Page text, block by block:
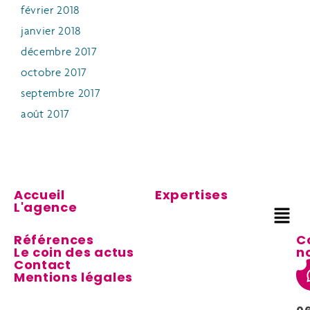
février 2018
janvier 2018
décembre 2017
octobre 2017
septembre 2017
août 2017
Accueil
L'agence
Expertises
Références
Le coin des actus
Contact
Mentions légales